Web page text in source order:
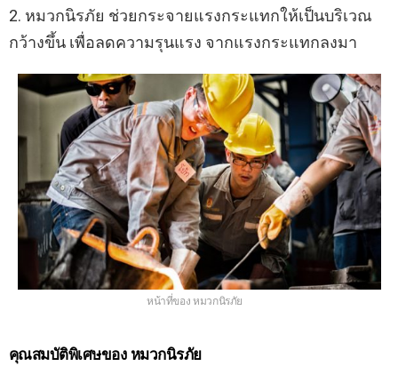
2. หมวกนิรภัย ช่วยกระจายแรงกระแทกให้เป็นบริเวณ
กว้างขึ้น เพื่อลดความรุนแรง จากแรงกระแทกลงมา
หน้าที่ของ หมวกนิรภัย
คุณสมบัติพิเศษของ หมวกนิรภัย